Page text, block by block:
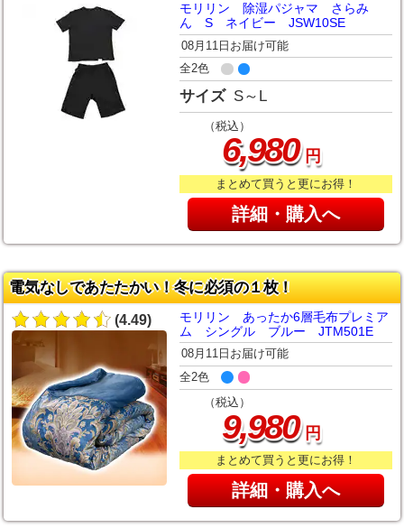
モリリン 除湿パジャマ さらみ
ん S ネイビー JSW10SE
08月11日お届け可能
全2色
サイズ S～L
（税込）
6,980円
まとめて買うと更にお得！
詳細・購入へ
電気なしであたたかい！冬に必須の１枚！
(4.49)
モリリン あったか6層毛布プレミア
ム シングル ブルー JTM501E
08月11日お届け可能
全2色
（税込）
9,980円
まとめて買うと更にお得！
詳細・購入へ